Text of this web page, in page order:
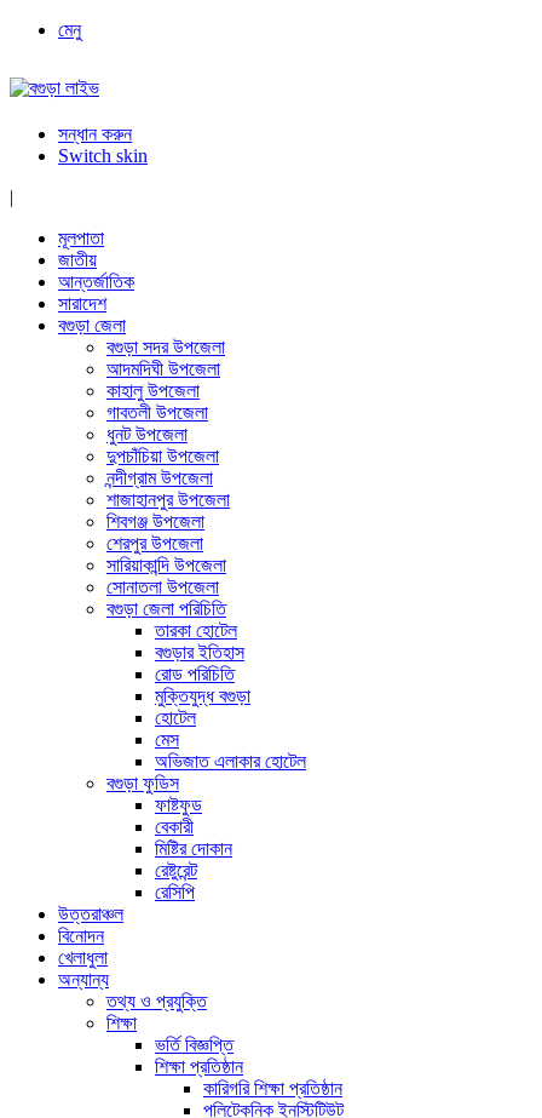
মেনু
সন্ধান করুন
Switch skin
|
মূলপাতা
জাতীয়
আন্তর্জাতিক
সারাদেশ
বগুড়া জেলা
বগুড়া সদর উপজেলা
আদমদিঘী উপজেলা
কাহালু উপজেলা
গাবতলী উপজেলা
ধুনট উপজেলা
দুপচাঁচিয়া উপজেলা
নন্দীগ্রাম উপজেলা
শাজাহানপুর উপজেলা
শিবগঞ্জ উপজেলা
শেরপুর উপজেলা
সারিয়াকান্দি উপজেলা
সোনাতলা উপজেলা
বগুড়া জেলা পরিচিতি
তারকা হোটেল
বগুড়ার ইতিহাস
রোড পরিচিতি
মুক্তিযুদ্ধ বগুড়া
হোটেল
মেস
অভিজাত এলাকার হোটেল
বগুড়া ফুডিস
ফাষ্টফুড
বেকারী
মিষ্টির দোকান
রেষ্টুরেন্ট
রেসিপি
উত্তরাঞ্চল
বিনোদন
খেলাধুলা
অন্যান্য
তথ্য ও প্রযুক্তি
শিক্ষা
ভর্তি বিজ্ঞপ্তি
শিক্ষা প্রতিষ্ঠান
কারিগরি শিক্ষা প্রতিষ্ঠান
পলিটেকনিক ইনস্টিটিউট